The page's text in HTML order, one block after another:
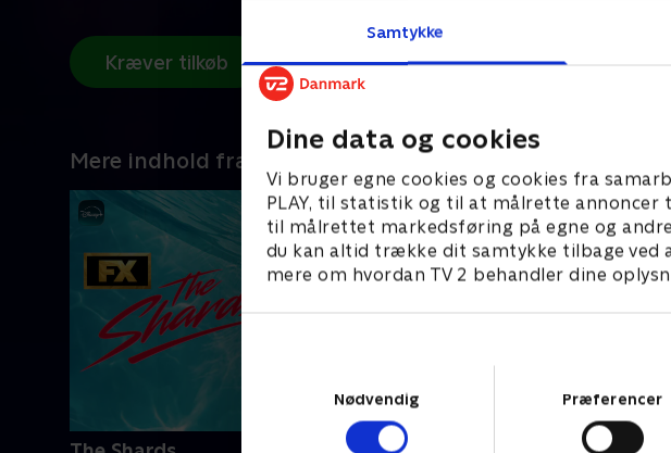
Samtykke
Dine data og cookies
Vi bruger egne cookies og cookies fra
PLAY, til statistik og til at målrette annoncer
til målrettet markedsføring på egne og
du kan altid trække dit samtykke tilbage ved
mere om hvordan TV 2 behandler dine
Nødvendig
Præferencer
Kræver tilkøb
Mere indhold fra Disney+